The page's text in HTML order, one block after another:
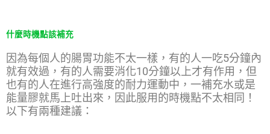
什麼時機點該補充
因為每個人的腸胃功能不太一樣，有的人一吃5分鐘內
就有效過，有的人需要消化10分鐘以上才有作用，但
也有的人在進行高強度的耐力運動中，一補充水或是
能量膠就馬上吐出來，因此服用的時機點不太相同！
以下有兩種建議：